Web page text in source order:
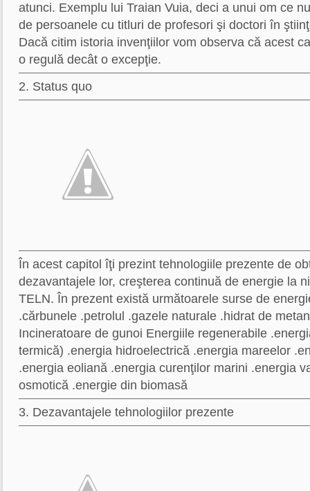
atunci. Exemplu lui Traian Vuia, deci a unui om ce
de persoanele cu titluri de profesori şi doctori în
Dacă citim istoria invenţiilor vom observa că acest
o regulă decât o excepţie.
2. Status quo
În acest capitol îţi prezint tehnologiile prezente de
dezavantajele lor, creşterea continuă de energie la
TELN. În prezent există următoarele surse de
.cărbunele .petrolul .gazele naturale .hidrat de
Incineratoare de gunoi Energiile regenerabile
termică) .energia hidroelectrică .energia mareelor
.energia eoliană .energia curenţilor marini .energia
osmotică .energie din biomasă
3. Dezavantajele tehnologiilor prezente